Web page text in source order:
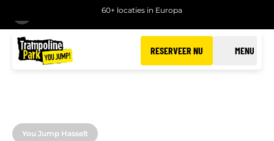
60+ locaties in Europa
RESERVEER NU MENU
You Jump Hasselt